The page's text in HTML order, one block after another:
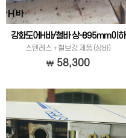
강화도어H바/철바 상-895mm이하
스텐레스 + 철보강 제품 (상바)
58,300